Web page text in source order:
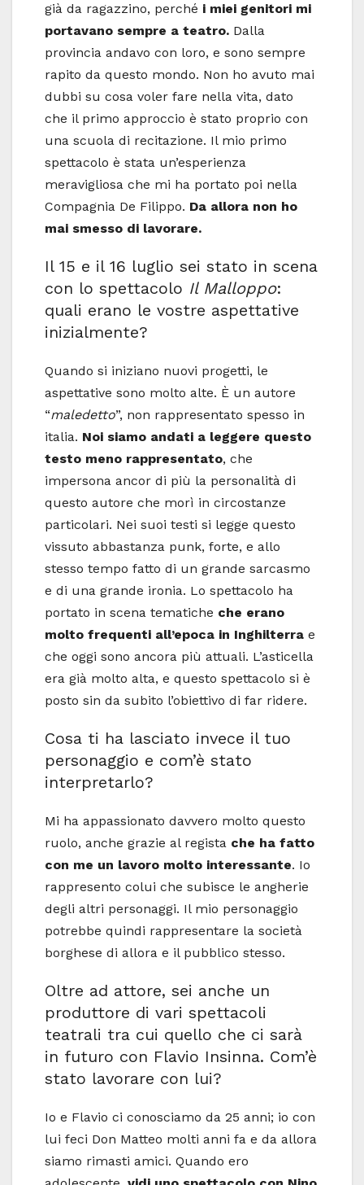
già da ragazzino, perché i miei genitori mi
portavano sempre a teatro. Dalla
provincia andavo con loro, e sono sempre
rapito da questo mondo. Non ho avuto mai
dubbi su cosa voler fare nella vita, dato
che il primo approccio è stato proprio con
una scuola di recitazione. Il mio primo
spettacolo è stata un’esperienza
meravigliosa che mi ha portato poi nella
Compagnia De Filippo. Da allora non ho
mai smesso di lavorare.
Il 15 e il 16 luglio sei stato in scena
con lo spettacolo Il Malloppo:
quali erano le vostre aspettative
inizialmente?
Quando si iniziano nuovi progetti, le
aspettative sono molto alte. È un autore
“maledetto”, non rappresentato spesso in
italia. Noi siamo andati a leggere questo
testo meno rappresentato, che
impersona ancor di più la personalità di
questo autore che morì in circostanze
particolari. Nei suoi testi si legge questo
vissuto abbastanza punk, forte, e allo
stesso tempo fatto di un grande sarcasmo
e di una grande ironia. Lo spettacolo ha
portato in scena tematiche che erano
molto frequenti all’epoca in Inghilterra e
che oggi sono ancora più attuali. L’asticella
era già molto alta, e questo spettacolo si è
posto sin da subito l’obiettivo di far ridere.
Cosa ti ha lasciato invece il tuo
personaggio e com’è stato
interpretarlo?
Mi ha appassionato davvero molto questo
ruolo, anche grazie al regista che ha fatto
con me un lavoro molto interessante. Io
rappresento colui che subisce le angherie
degli altri personaggi. Il mio personaggio
potrebbe quindi rappresentare la società
borghese di allora e il pubblico stesso.
Oltre ad attore, sei anche un
produttore di vari spettacoli
teatrali tra cui quello che ci sarà
in futuro con Flavio Insinna. Com’è
stato lavorare con lui?
Io e Flavio ci conosciamo da 25 anni; io con
lui feci Don Matteo molti anni fa e da allora
siamo rimasti amici. Quando ero